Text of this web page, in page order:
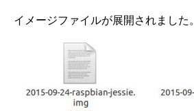
イメージファイルが展開されました。